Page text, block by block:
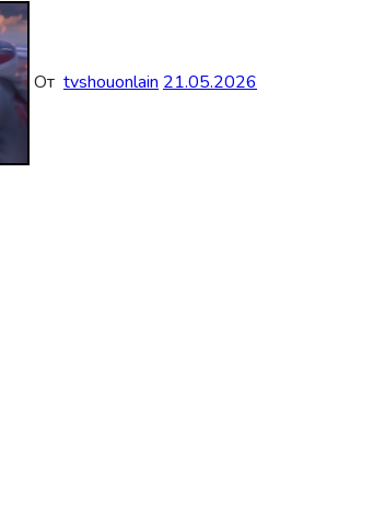
От tvshouonlain 21.05.2026